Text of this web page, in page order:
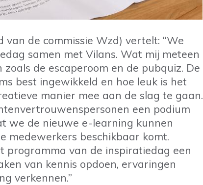
van de commissie Wzd) vertelt: “We
samen met Vilans. Wat mij meteen
de escaperoom en de pubquiz. De
best ingewikkeld en hoe leuk is het
manier mee aan de slag te gaan.
een podium
we de nieuwe e-learning kunnen
medewerkers beschikbaar komt.
programma van de inspiratiedag een
van kennis opdoen, ervaringen
verkennen.”